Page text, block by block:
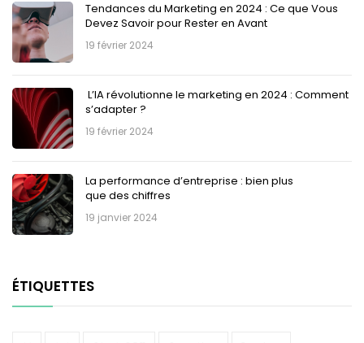
Tendances du Marketing en 2024 : Ce que Vous
Devez Savoir pour Rester en Avant
19 février 2024
L’IA révolutionne le marketing en 2024 : Comment
s’adapter ?
19 février 2024
La performance d’entreprise : bien plus
que des chiffres
19 janvier 2024
ÉTIQUETTES